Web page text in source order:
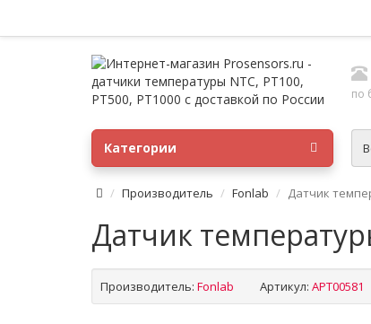
по
Категории
Производитель Fonlab Датчик
Датчик
Производитель: Fonlab Артикул: APT00581